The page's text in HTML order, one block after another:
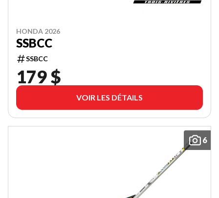
HONDA 2026
SSBCC
SSBCC
179 $
VOIR LES DÉTAILS
6